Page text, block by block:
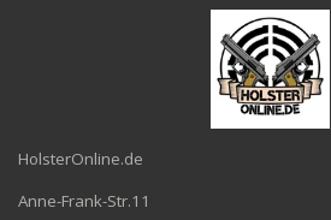
HolsterOnline.de
Anne-Frank-Str.11